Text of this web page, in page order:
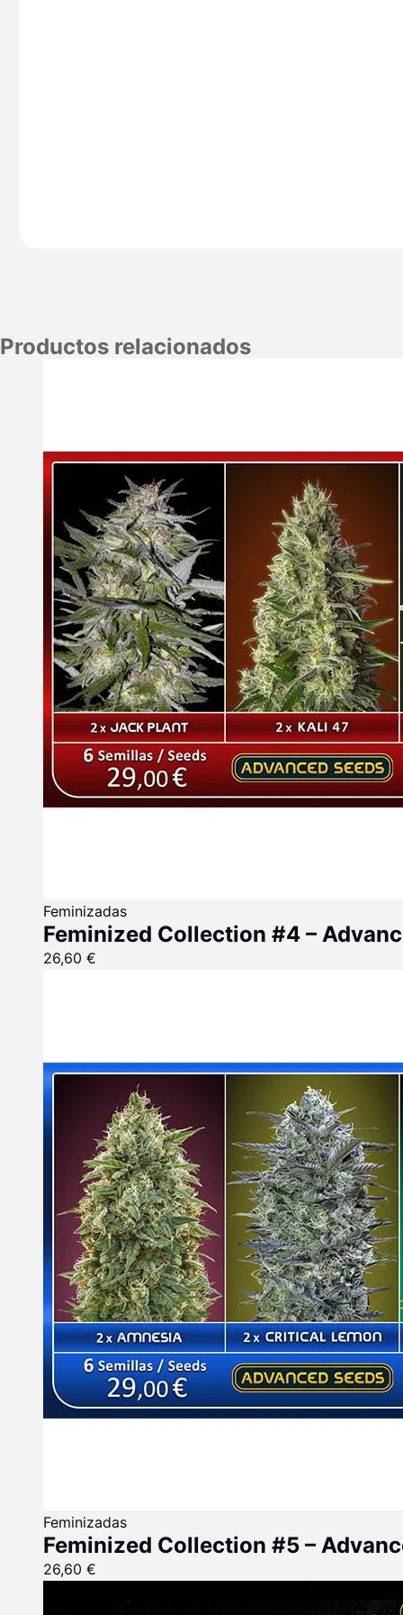
Productos relacionados
Feminizadas
Feminized Collection #4 –
26,60 €
Feminizadas
Feminized Collection #5 –
26,60 €